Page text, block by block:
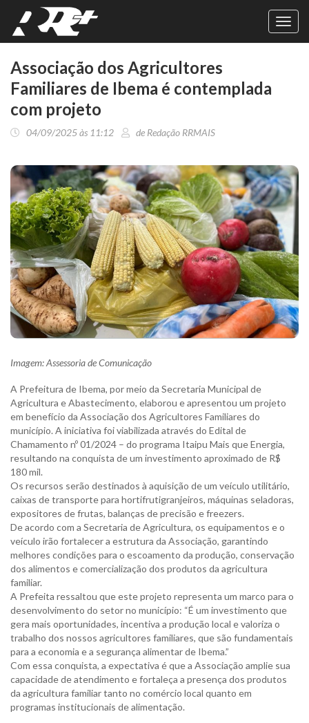
Associação dos Agricultores
Familiares de Ibema é contemplada
com projeto
04/09/2025 às 11:12 de Redação RRMAIS
Imagem: Assessoria de Comunicação
A Prefeitura de Ibema, por meio da Secretaria Municipal de
Agricultura e Abastecimento, elaborou e apresentou um projeto
em benefício da Associação dos Agricultores Familiares do
município. A iniciativa foi viabilizada através do Edital de
Chamamento nº 01/2024 – do programa Itaipu Mais que Energia,
resultando na conquista de um investimento aproximado de R$
180 mil.
Os recursos serão destinados à aquisição de um veículo utilitário,
caixas de transporte para hortifrutigranjeiros, máquinas seladoras,
expositores de frutas, balanças de precisão e freezers.
De acordo com a Secretaria de Agricultura, os equipamentos e o
veículo irão fortalecer a estrutura da Associação, garantindo
melhores condições para o escoamento da produção, conservação
dos alimentos e comercialização dos produtos da agricultura
familiar.
A Prefeita ressaltou que este projeto representa um marco para o
desenvolvimento do setor no município: “É um investimento que
gera mais oportunidades, incentiva a produção local e valoriza o
trabalho dos nossos agricultores familiares, que são fundamentais
para a economia e a segurança alimentar de Ibema.”
Com essa conquista, a expectativa é que a Associação amplie sua
capacidade de atendimento e fortaleça a presença dos produtos
da agricultura familiar tanto no comércio local quanto em
programas institucionais de alimentação.